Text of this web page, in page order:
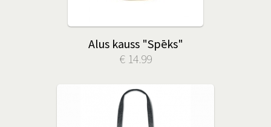
Alus kauss "Spēks"
€ 14.99